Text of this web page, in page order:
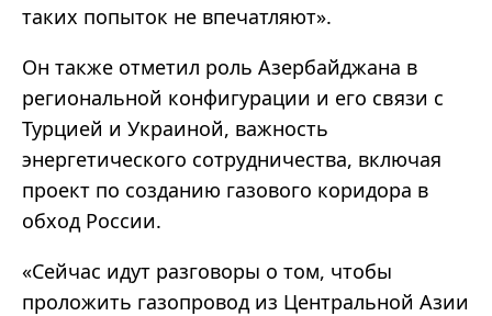
таких попыток не впечатляют».
Он также отметил роль Азербайджана в
региональной конфигурации и его связи с
Турцией и Украиной, важность
энергетического сотрудничества, включая
проект по созданию газового коридора в
обход России.
«Сейчас идут разговоры о том, чтобы
проложить газопровод из Центральной Азии